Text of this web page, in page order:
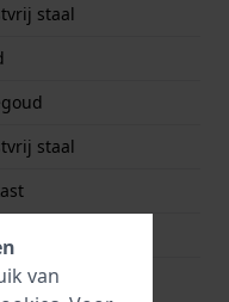
staal
staal
van